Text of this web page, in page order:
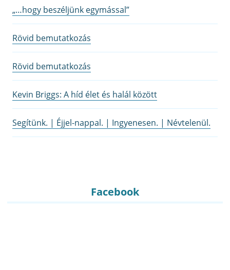
„…hogy beszéljünk egymással”
Rövid bemutatkozás
Rövid bemutatkozás
Kevin Briggs: A híd élet és halál között
Segítünk. | Éjjel-nappal. | Ingyenesen. | Névtelenül.
Facebook